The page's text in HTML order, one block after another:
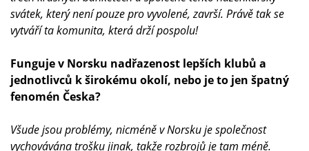
svátek, který není pouze pro vyvolené, završí. Právě tak se
vytváří ta komunita, která drží pospolu!
Funguje v Norsku nadřazenost lepších klubů a
jednotlivců k širokému okolí, nebo je to jen špatný
fenomén Česka?
Všude jsou problémy, nicméně v Norsku je společnost
vychovávána trošku jinak, takže rozbrojů je tam méně.